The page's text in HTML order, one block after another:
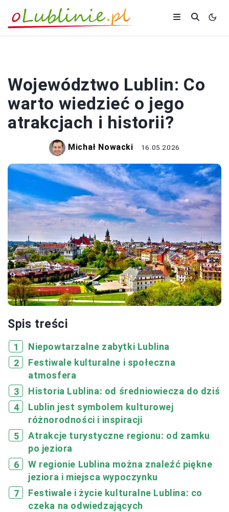
Województwo Lublin: Co
warto wiedzieć o jego
atrakcjach i historii?
Michał Nowacki 16.05.2026
Spis treści
Niepowtarzalne zabytki Lublina
Festiwale kulturalne i społeczna
atmosfera
Historia Lublina: od średniowiecza do dziś
Lublin jest symbolem kulturowej
różnorodności i inspiracji
Atrakcje turystyczne regionu: od zamku
po jeziora
W regionie Lublina można znaleźć piękne
jeziora i miejsca wypoczynku
Festiwale i życie kulturalne Lublina: co
czeka na odwiedzających